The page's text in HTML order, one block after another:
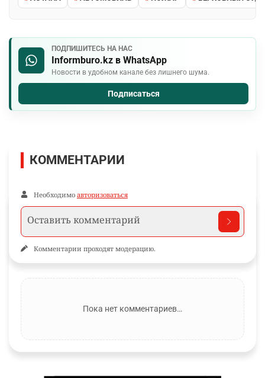
ПОДПИШИТЕСЬ НА НАС
Informburo.kz в WhatsApp
Новости в удобном канале без лишнего шума.
Подписаться
КОММЕНТАРИИ
Необходимо авторизоваться
Комментарии проходят модерацию.
Пока нет комментариев…